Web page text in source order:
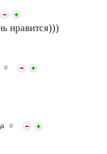
нравится)))
#
#